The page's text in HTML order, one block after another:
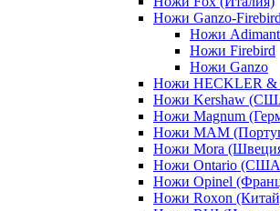
Ножи Ganzo-
Ножи
Ножи Firebird
Ножи Ganzo
Ножи HECKLER
Ножи Kershaw
Ножи Magnum
Ножи MAM
Ножи Mora
Ножи Ontario
Ножи Opinel
Ножи Roxon